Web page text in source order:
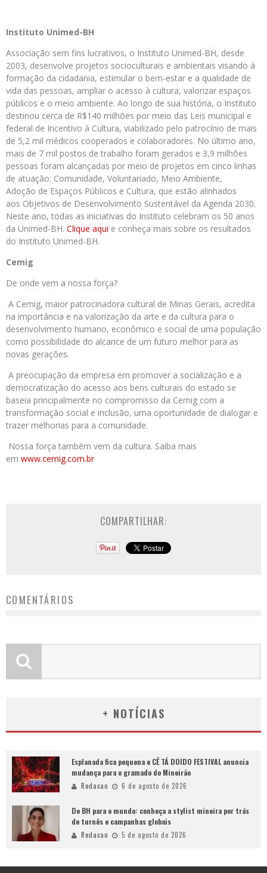
Instituto Unimed-BH
Associação sem fins lucrativos, o Instituto Unimed-BH, desde
2003, desenvolve projetos socioculturais e ambientais visando à
formação da cidadania, estimular o bem-estar e a qualidade de
vida das pessoas, ampliar o acesso à cultura, valorizar espaços
públicos e o meio ambiente. Ao longo de sua história, o Instituto
destinou cerca de R$140 milhões por meio das Leis municipal e
federal de Incentivo à Cultura, viabilizado pelo patrocínio de mais
de 5,2 mil médicos cooperados e colaboradores. No último ano,
mais de 7 mil postos de trabalho foram gerados e 3,9 milhões
pessoas foram alcançadas por meio de projetos em cinco linhas
de atuação: Comunidade, Voluntariado, Meio Ambiente,
Adoção de Espaços Públicos e Cultura, que estão alinhados
aos Objetivos de Desenvolvimento Sustentável da Agenda 2030.
Neste ano, todas as iniciativas do Instituto celebram os 50 anos
da Unimed-BH. Clique aqui e conheça mais sobre os resultados
do Instituto Unimed-BH.
Cemig
De onde vem a nossa força?
A Cemig, maior patrocinadora cultural de Minas Gerais, acredita
na importância e na valorização da arte e da cultura para o
desenvolvimento humano, econômico e social de uma população
como possibilidade do alcance de um futuro melhor para as
novas gerações.
A preocupação da empresa em promover a socialização e a
democratização do acesso aos bens culturais do estado se
baseia principalmente no compromisso da Cemig com a
transformação social e inclusão, uma oportunidade de dialogar e
trazer melhorias para a comunidade.
Nossa força também vem da cultura. Saiba mais
em www.cemig.com.br
COMPARTILHAR:
COMENTÁRIOS
+ NOTÍCIAS
Esplanada fica pequena e CÊ TÁ DOIDO FESTIVAL anuncia
mudança para o gramado do Mineirão
Redacao 6 de agosto de 2026
De BH para o mundo: conheça a stylist mineira por trás
de turnês e campanhas globais
Redacao 5 de agosto de 2026